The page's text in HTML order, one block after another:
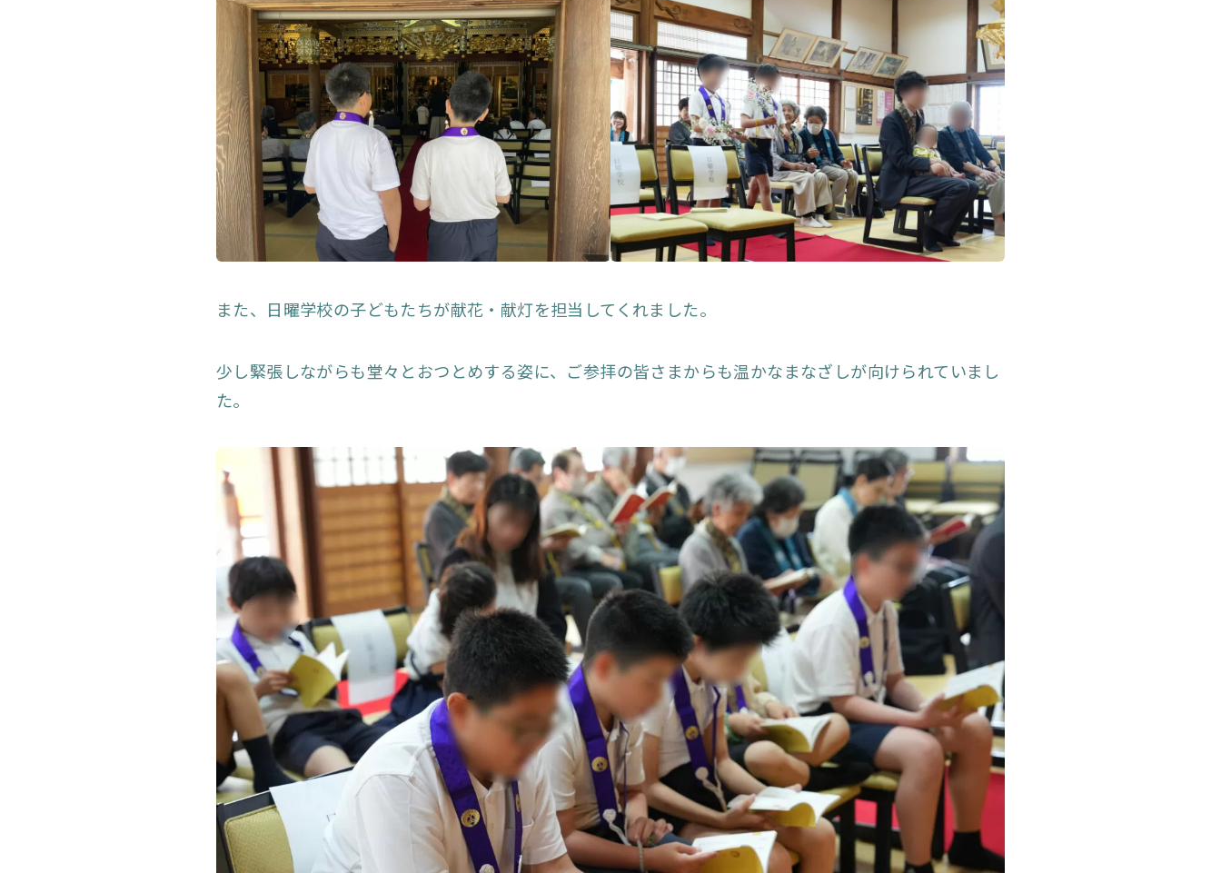
また、日曜学校の子どもたちが献花・献灯を担当してくれました。
少し緊張しながらも堂々とおつとめする姿に、ご参拝の皆さまからも温かなまなざしが向けられていまし
た。